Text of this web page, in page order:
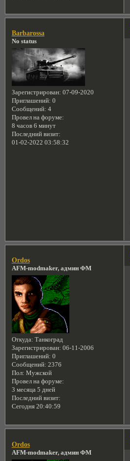
Barbarossa
No status
Зарегистрирован: 07-09-2020
Приглашений: 0
Сообщений: 4
Провел на форуме:
8 часов 6 минут
Последний визит:
01-02-2022 03:58:32
Ordos
AFM-modmaker, админ ФМ
Откуда: Танкоград
Зарегистрирован: 06-11-2006
Приглашений: 0
Сообщений: 2376
Пол: Мужской
Провел на форуме:
3 месяца 5 дней
Последний визит:
Сегодня 20:40:59
Ordos
AFM-modmaker, админ ФМ